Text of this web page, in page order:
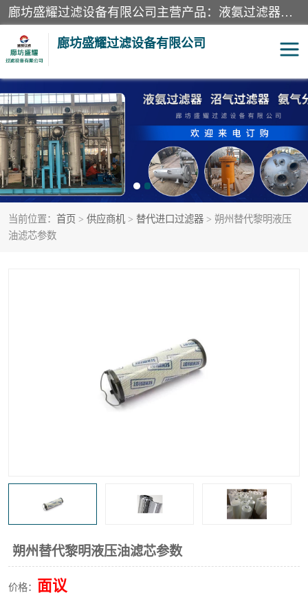
廊坊盛耀过滤设备有限公司主营产品：液氨过滤器、沼气过滤器、氨气分离器、二氧化碳过滤器、过滤器、液氨氨气过滤器、天然气过滤器、管道过滤器、*过滤器、液氨除油除水过滤器、氨气除油除水过滤器、焦炉煤气除焦油过滤器等。
廊坊盛耀过滤设备有限公司
当前位置： 首页 > 供应商机 > 替代进口过滤器 > 朔州替代黎明液压
油滤芯参数
朔州替代黎明液压油滤芯参数
价格： 面议
二氧化碳过滤器 过滤器
液氨氨气过滤器 沼气过滤器
天然气过滤器 管道过滤器
甲醇过滤器 液氨除油除水过滤器
耐腐蚀除雾器滤芯